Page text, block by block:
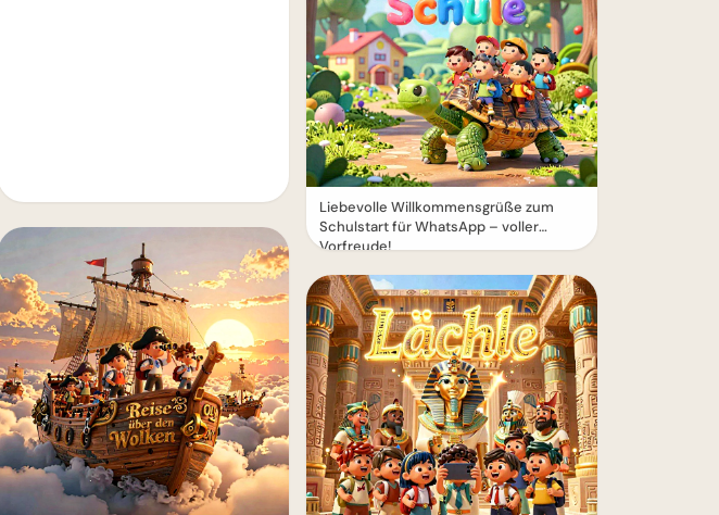
Liebevolle Willkommensgrüße zum
Schulstart für WhatsApp – voller
Vorfreude!